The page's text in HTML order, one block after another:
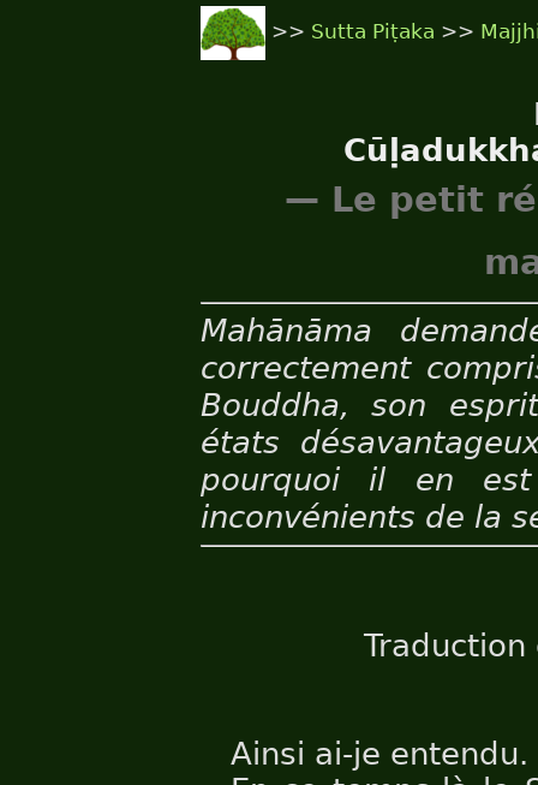
>> Sutta Piṭaka >>
— Le petit
Mahānāma
correctement
Bouddha, son
états
pourquoi il en
inconvénients de la
Traduction
Ainsi ai-je entendu.